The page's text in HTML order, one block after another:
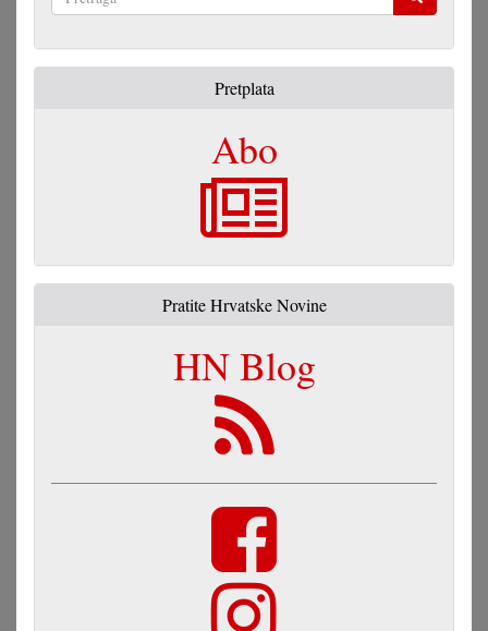
Pretplata
Abo
Pratite Hrvatske Novine
HN Blog